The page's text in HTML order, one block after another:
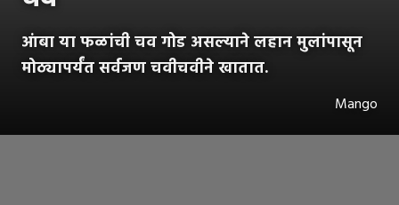
आंबा या फळांची चव गोड असल्याने लहान मुलांपासून
मोठ्यापर्यंत सर्वजण चवीचवीने खातात.
Mango